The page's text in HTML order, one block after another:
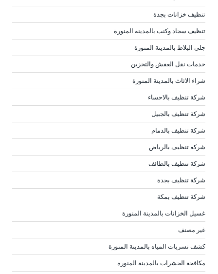
تنظيف خزانات بجدة
تنظيف سجاد وكنب بالمدينة المنورة
جلي البلاط بالمدينة المنورة
خدمات نقل العفش والتخزين
شراء الاثاث بالمدينة المنورة
شركة تنظيف بالاحساء
شركة تنظيف بالجبيل
شركة تنظيف بالدمام
شركة تنظيف بالرياض
شركة تنظيف بالطائف
شركة تنظيف بجدة
شركة تنظيف بمكة
غسيل الخزانات بالمدينة المنورة
غير مصنف
كشف تسربات المياه بالمدينة المنورة
مكافحة الحشرات بالمدينة المنورة